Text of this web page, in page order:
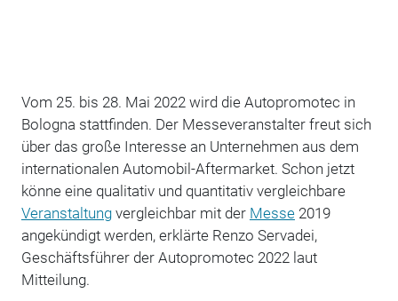
Vom 25. bis 28. Mai 2022 wird die Autopromotec in
Bologna stattfinden. Der Messeveranstalter freut sich
über das große Interesse an Unternehmen aus dem
internationalen Automobil-Aftermarket. Schon jetzt
könne eine qualitativ und quantitativ vergleichbare
Veranstaltungvergleichbar mit der Messe2019
angekündigt werden, erklärte Renzo Servadei,
Geschäftsführer der Autopromotec 2022 laut
Mitteilung.